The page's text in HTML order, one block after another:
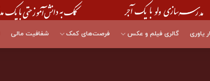
یاوری گالری فیلم و عکس فرصت‌های کمک شفافیت مالی